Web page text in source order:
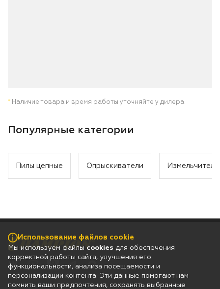
* Наличие товара и время работы уточняйте у дилера.
Популярные категории
Пилы цепные Опрыскиватели Измельчители
Использование файлов cookie
Мы используем файлы cookies для обеспечения
корректной работы сайта, улучшения его
функциональности, анализа посещаемости и
персонализации контента. Эти данные помогают нам
помнить ваши предпочтения, сохранять выбранные